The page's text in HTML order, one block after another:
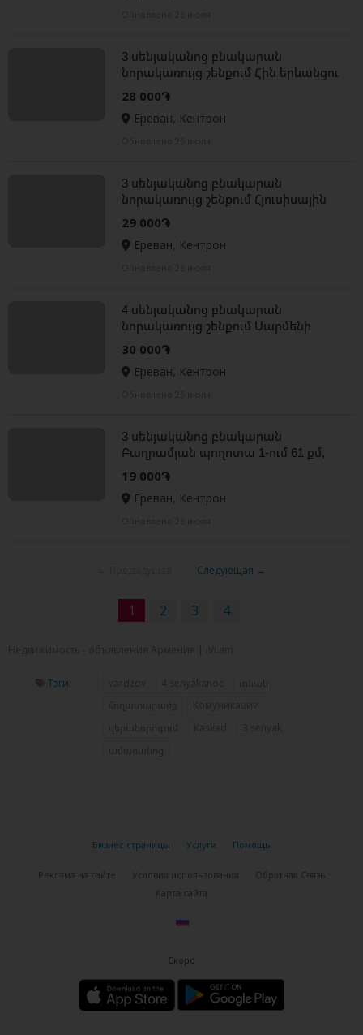
3 սենյականոց բնակարան
նորակառույց շենքում Հին երևանցու
փողոցում, 117 քմ, 7/11 հարկ, 2
սանհանգույց
28 000֏
Ереван, Кентрон
3 սենյականոց բնակարան
նորակառույց շենքում Հյուսիսային
պողոտայում, 130 քմ, 2 սանհանգույց
29 000֏
Ереван, Кентрон
4 սենյականոց բնակարան
նորակառույց շենքում Սարմենի
փողոցում, 140 քմ, 9/12 հարկ, 3+
սանհանգույց
30 000֏
Ереван, Кентрон
3 սենյականոց բնակարան
Բաղրամյան պողոտա 1-ում 61 քմ,
2/5 հարկ, բարձր առաստաղներ,
կապիտալ վերանորոգված
19 000֏
Ереван, Кентрон
Следующая →
1 2 3 4
Тэги:
Бизнес страницы Услуги Помощь
Реклама на сайте Условия использования
Обратная Связь
Карта сайта
Скоро